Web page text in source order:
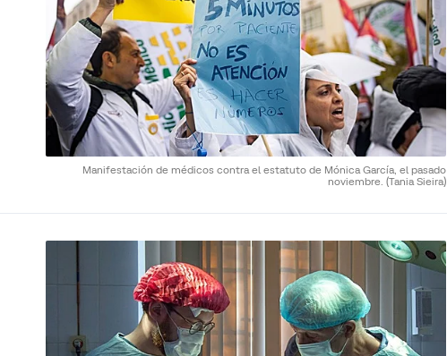
Manifestación de médicos contra el estatuto de Mónica García, el pasado
noviembre. (Tania Sieira)